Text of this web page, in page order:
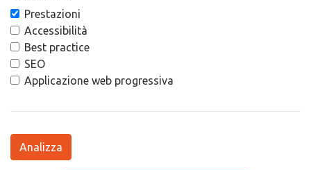
Prestazioni
Accessibilità
Best practice
SEO
Applicazione web progressiva
Analizza